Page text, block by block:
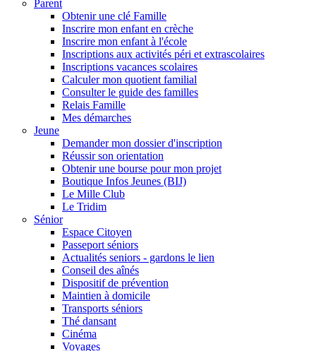
Parent
Obtenir une clé Famille
Inscrire mon enfant en crèche
Inscrire mon enfant à l'école
Inscriptions aux activités péri et extrascolaires
Inscriptions vacances scolaires
Calculer mon quotient familial
Consulter le guide des familles
Relais Famille
Mes démarches
Jeune
Demander mon dossier d'inscription
Réussir son orientation
Obtenir une bourse pour mon projet
Boutique Infos Jeunes (BIJ)
Le Mille Club
Le Tridim
Sénior
Espace Citoyen
Passeport séniors
Actualités seniors - gardons le lien
Conseil des aînés
Dispositif de prévention
Maintien à domicile
Transports séniors
Thé dansant
Cinéma
Voyages